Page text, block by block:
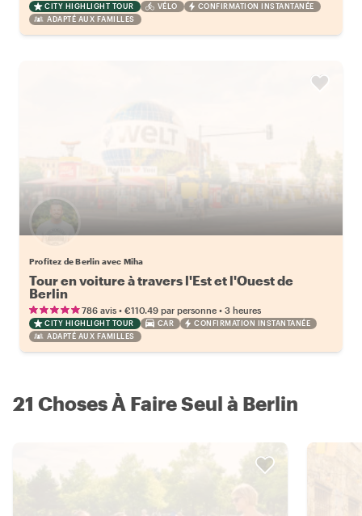
CITY HIGHLIGHT TOUR VÉLO
CONFIRMATION INSTANTANÉE
ADAPTÉ AUX FAMILLES
Profitez de Berlin avec Miha
Tour en voiture à travers l'Est et l'Ouest de
Berlin
786 avis • €110.49 par personne • 3 heures
CITY HIGHLIGHT TOUR CAR
CONFIRMATION INSTANTANÉE
ADAPTÉ AUX FAMILLES
21 Choses À Faire Seul à Berlin